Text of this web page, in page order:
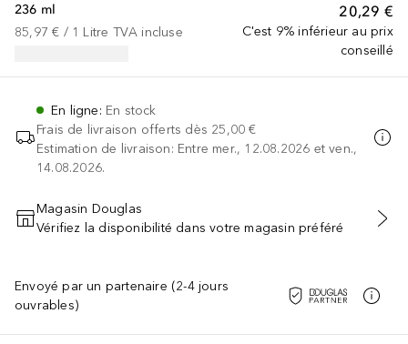
20,29 €
C'est 9% inférieur au prix
conseillé
236 ml
85,97 € / 1 Litre TVA incluse
En ligne: En stock
Frais de livraison offerts dès 25,00 €
Estimation de livraison: Entre mer., 12.08.2026 et ven.,
14.08.2026.
AJOUTER AU PANIER
Magasin Douglas
Vérifiez la disponibilité dans votre magasin préféré
Envoyé par un partenaire (2-4 jours
ouvrables)